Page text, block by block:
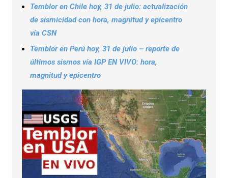
Temblor en Chile hoy, 31 de julio: actualización
de sismicidad con hora, magnitud y epicentro
vía CSN
Temblor en Perú hoy, 31 de julio – reporte de
últimos sismos vía IGP EN VIVO: hora,
magnitud y epicentro